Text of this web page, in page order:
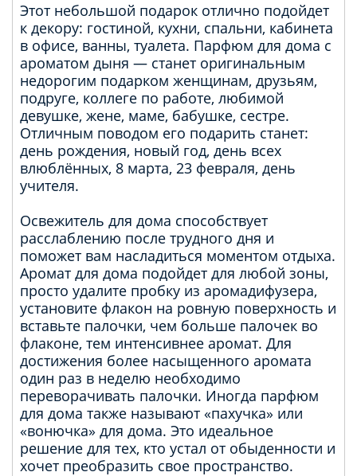
Этот небольшой подарок отлично подойдет
к декору: гостиной, кухни, спальни, кабинета
в офисе, ванны, туалета. Парфюм для дома с
ароматом дыня — станет оригинальным
недорогим подарком женщинам, друзьям,
подруге, коллеге по работе, любимой
девушке, жене, маме, бабушке, сестре.
Отличным поводом его подарить станет:
день рождения, новый год, день всех
влюблённых, 8 марта, 23 февраля, день
учителя.
Освежитель для дома способствует
расслаблению после трудного дня и
поможет вам насладиться моментом отдыха.
Аромат для дома подойдет для любой зоны,
просто удалите пробку из аромадифузера,
установите флакон на ровную поверхность и
вставьте палочки, чем больше палочек во
флаконе, тем интенсивнее аромат. Для
достижения более насыщенного аромата
один раз в неделю необходимо
переворачивать палочки. Иногда парфюм
для дома также называют «пахучка» или
«вонючка» для дома. Это идеальное
решение для тех, кто устал от обыденности и
хочет преобразить свое пространство.